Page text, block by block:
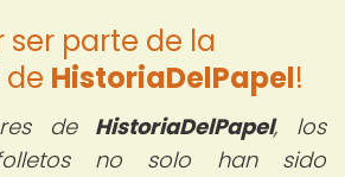
ser parte de la
HistoriaDelPapel!
de HistoriaDelPapel, los
no solo han sido